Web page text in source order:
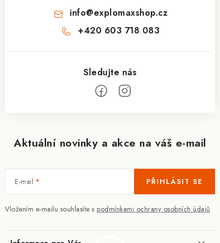
Aktuální novinky a akce na váš e-mail
E-mail
Vložením e-mailu souhlasíte s podmínkami ochrany osobních údajů
PŘIHLÁSIT SE
info@explomaxshop.cz
+420 603 718 083